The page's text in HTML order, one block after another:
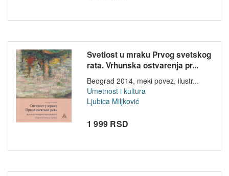
Svetlost u mraku Prvog svetskog
rata. Vrhunska ostvarenja pr...
Beograd 2014, meki povez, ilustr...
Umetnost i kultura
Ljubica Miljković
1 999 RSD